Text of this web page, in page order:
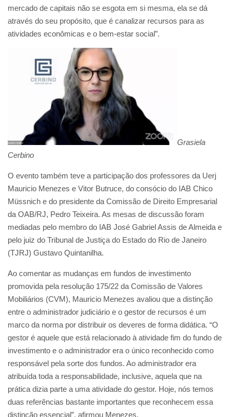
mercado de capitais não se esgota em si mesma, ela se dá
através do seu propósito, que é canalizar recursos para as
atividades econômicas e o bem-estar social”.
Grasiela
Cerbino
O evento também teve a participação dos professores da Uerj
Mauricio Menezes e Vitor Butruce, do consócio do IAB Chico
Müssnich e do presidente da Comissão de Direito Empresarial
da OAB/RJ, Pedro Teixeira. As mesas de discussão foram
mediadas pelo membro do IAB José Gabriel Assis de Almeida e
pelo juiz do Tribunal de Justiça do Estado do Rio de Janeiro
(TJRJ) Gustavo Quintanilha.
Ao comentar as mudanças em fundos de investimento
promovida pela resolução 175/22 da Comissão de Valores
Mobiliários (CVM), Mauricio Menezes avaliou que a distinção
entre o administrador judiciário e o gestor de recursos é um
marco da norma por distribuir os deveres de forma didática. “O
gestor é aquele que está relacionado à atividade fim do fundo de
investimento e o administrador era o único reconhecido como
responsável pela sorte dos fundos. Ao administrador era
atribuída toda a responsabilidade, inclusive, aquela que na
prática dizia parte a uma atividade do gestor. Hoje, nós temos
duas referências bastante importantes que reconhecem essa
distinção essencial”, afirmou Menezes.